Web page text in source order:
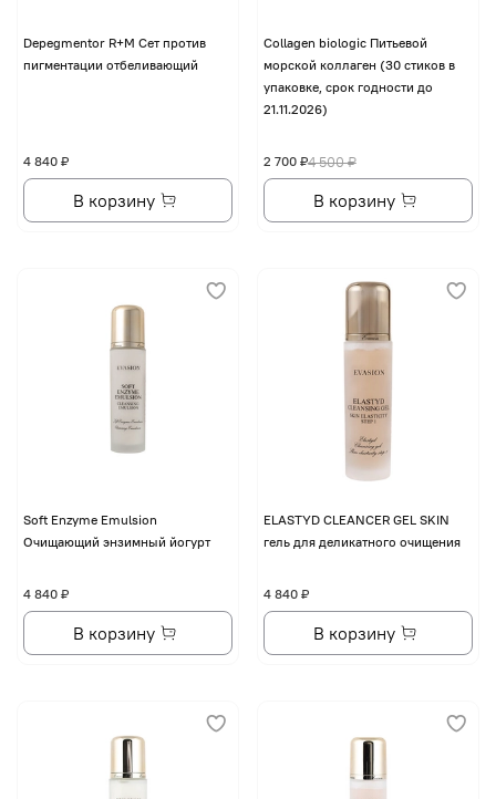
Depegmentor R+M Сет против
пигментации отбеливающий
4 840 ₽
В корзину
Collagen biologic Питьевой
морской коллаген (30 стиков в
упаковке, срок годности до
21.11.2026)
4 500 ₽
2 700 ₽
В корзину
Soft Enzyme Emulsion
Очищающий энзимный йогурт
4 840 ₽
В корзину
ELASTYD CLEANCER GEL SKIN
гель для деликатного очищения
4 840 ₽
В корзину